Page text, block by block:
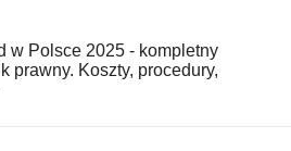
w Polsce 2025 - kompletny
prawny. Koszty, procedury,